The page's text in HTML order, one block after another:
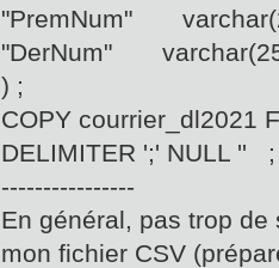
"PremNum"
"DerNum"
) ;
COPY courrier_dl2021
DELIMITER ';' NULL '' ;
----------------
En général, pas trop
mon fichier CSV